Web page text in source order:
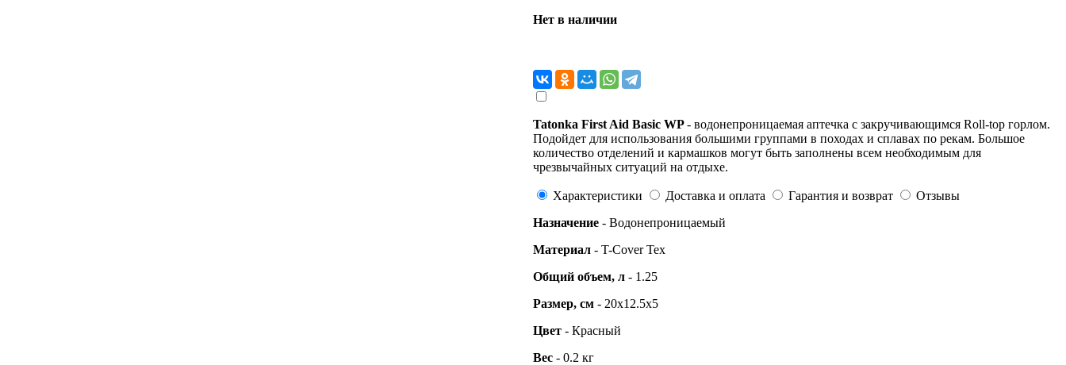
Нет в наличии
Tatonka First Aid Basic WP- водонепроницаемая аптечка с закручивающимся Roll-top горлом.
Подойдет для использования большими группами в походах и сплавах по рекам. Большое
количество отделений и кармашков могут быть заполнены всем необходимым для
чрезвычайных ситуаций на отдыхе.
Характеристики Доставка и оплата Гарантия и возврат
Отзывы
Назначение - Водонепроницаемый
Материал - T-Cover Tex
Общий объем, л - 1.25
Размер, см - 20x12.5x5
Цвет - Красный
Вес - 0.2 кг